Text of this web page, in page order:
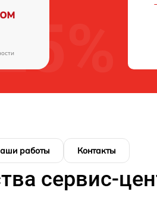
работы Контакты
сервис-